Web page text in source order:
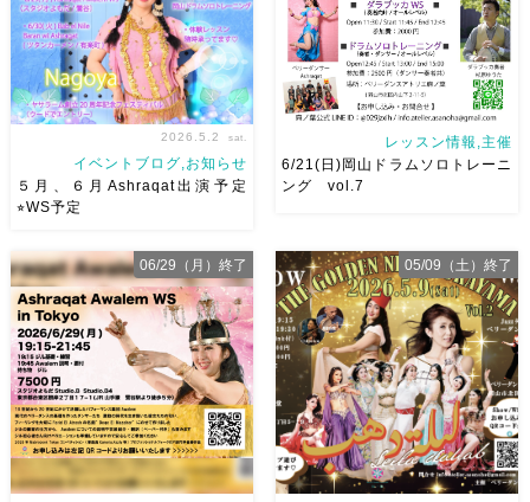
などなど ₊˚ […]
５月、６月Ashraqat出演予定
とWS予定まとめました
みな
さんにたくさんお会いできます
ように
2026.5.2 sat.
イベントブログ,お知らせ
５月、６月Ashraqat出演予定
⭐︎WS予定
一年と二ヶ月ぶりの岡山ドラム
ソロトレーニング vol.7
今回
は6/21(日)開催です！ 最初にド
ラムソロトレーニングの予習的
なオールレベルダラブッカWS
もありますので奏者の方はぜひ
奏者の方もダン […]
レッスン情報,主催
6/21(日)岡山ドラムソロトレーニ
ング vol.7
06/29（月）終了 05/09（土）終了